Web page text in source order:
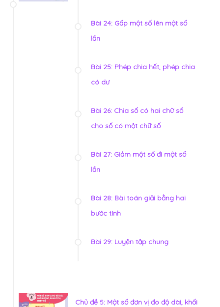
Bài 24: Gấp một số lên một số
lần
Bài 25: Phép chia hết, phép chia
có dư
Bài 26: Chia số có hai chữ số
cho số có một chữ số
Bài 27: Giảm một số đi một số
lần
Bài 28: Bài toán giải bằng hai
bước tính
Bài 29: Luyện tập chung
Chủ đề 5: Một số đơn vị đo độ dài, khối